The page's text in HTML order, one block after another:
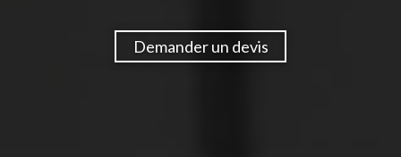
Demander un devis